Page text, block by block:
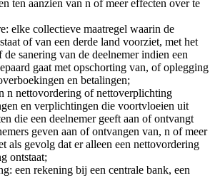
ten aanzien van n of meer effecten over te
elke collectieve maatregel waarin de
of van een derde land voorziet, met het
sanering van de deelnemer indien een
gaat met opschorting van, of oplegging
en betalingen;
n nettovordering of nettoverplichting
en verplichtingen die voortvloeien uit
die een deelnemer geeft aan of ontvangt
geven aan of ontvangen van, n of meer
als gevolg dat er alleen een nettovordering
ontstaat;
een rekening bij een centrale bank, een